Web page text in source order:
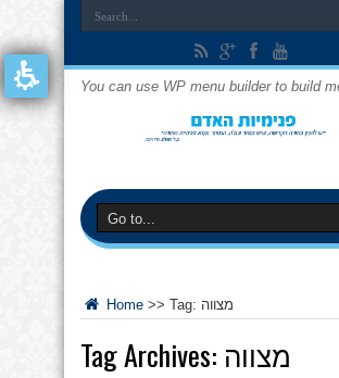
You can use WP menu builder to build
Home >> Tag: מצווה
Tag Archives: מצווה